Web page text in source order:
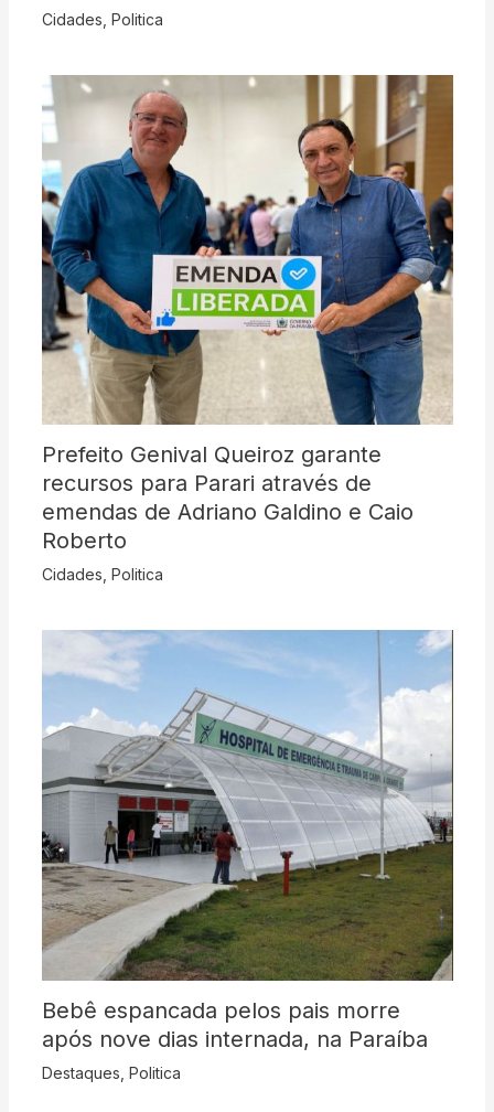
Cidades Politica
Prefeito Genival Queiroz garante
recursos para Parari através de
emendas de Adriano Galdino e Caio
Roberto
Cidades Politica
Bebê espancada pelos pais morre
após nove dias internada, na Paraíba
Destaques Politica